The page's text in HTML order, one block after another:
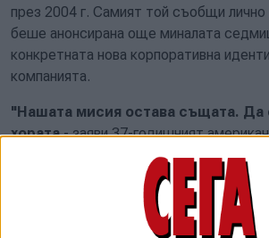
през 2004 г. Самият той съобщи лично
беше анонсирана още миналата
конкретната нова корпоративна
компанията.
"Нашата мисия остава същата. Да
хората- заяви 37-годишният
имаме нова пътеводна звезда и
метавселената да оживее. Имаме и
отразява целия спектър на това,
бъдещето, което искаме да изградим.